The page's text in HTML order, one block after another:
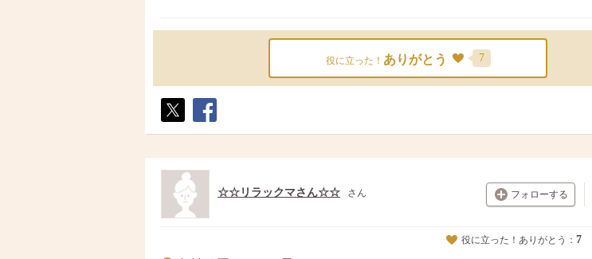
役に立った！ ありがとう 7
ト
ア
フォローする
☆☆リラックマさん☆☆ さん
役に立った！ありがとう： 7